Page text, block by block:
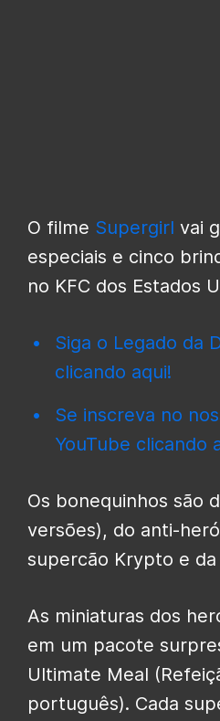
O filme Supergirl vai
especiais e cinco
no KFC dos Estados
Siga o Legado da
clicando aqui!
Se inscreva no
YouTube clicando
Os bonequinhos são
versões), do anti-
supercão Krypto e
As miniaturas dos
em um pacote
Ultimate Meal
português). Cada